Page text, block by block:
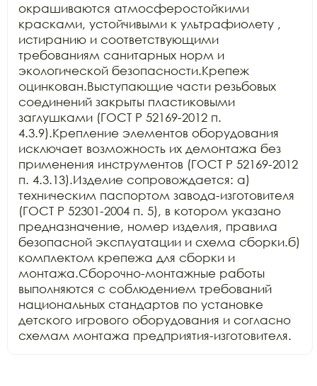
окрашиваются атмосферостойкими
красками, устойчивыми к ультрафиолету ,
истиранию и соответствующими
требованиям санитарных норм и
экологической безопасности.Крепеж
оцинкован.Выступающие части резьбовых
соединений закрыты пластиковыми
заглушками (ГОСТ Р 52169-2012 п.
4.3.9).Крепление элементов оборудования
исключает возможность их демонтажа без
применения инструментов (ГОСТ Р 52169-2012
п. 4.3.13).Изделие сопровождается: а)
техническим паспортом завода-изготовителя
(ГОСТ Р 52301-2004 п. 5), в котором указано
предназначение, номер изделия, правила
безопасной эксплуатации и схема сборки.б)
комплектом крепежа для сборки и
монтажа.Сборочно-монтажные работы
выполняются с соблюдением требований
национальных стандартов по установке
детского игрового оборудования и согласно
схемам монтажа предприятия-изготовителя.